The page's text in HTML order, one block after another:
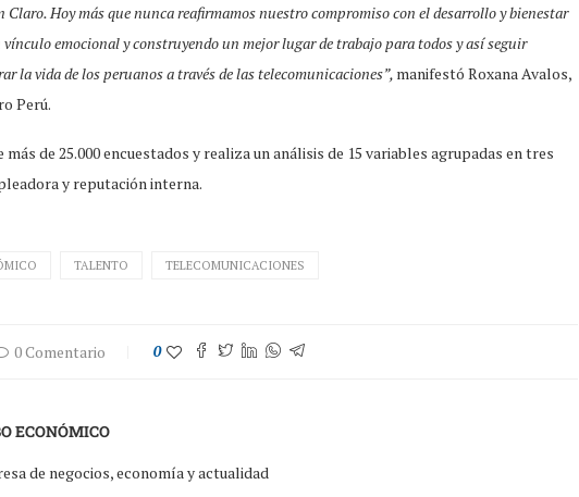
Hoy más que nunca reafirmamos nuestro compromiso con el desarrollo y bienestar
emocional y construyendo un mejor lugar de trabajo para todos y así seguir
la vida de los peruanos a través de las telecomunicaciones”, manifestó Roxana Avalos,
Perú.
de 25.000 encuestados y realiza un análisis de 15 variables agrupadas en tres
y reputación interna.
TALENTO TELECOMUNICACIONES
0 Comentario 0
ECONÓMICO
de negocios, economía y actualidad